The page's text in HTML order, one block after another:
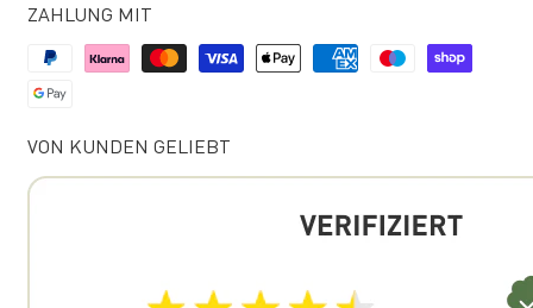
ZAHLUNG MIT
VON KUNDEN GELIEBT